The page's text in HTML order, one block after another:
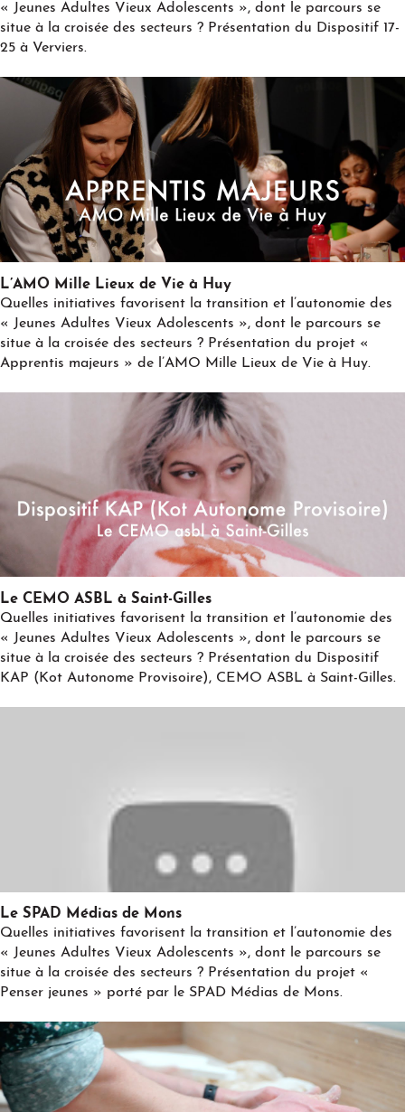
« Jeunes Adultes Vieux Adolescents », dont le parcours se
situe à la croisée des secteurs ? Présentation du Dispositif 17-
25 à Verviers.
L’AMO Mille Lieux de Vie à Huy
Quelles initiatives favorisent la transition et l’autonomie des
« Jeunes Adultes Vieux Adolescents », dont le parcours se
situe à la croisée des secteurs ? Présentation du projet «
Apprentis majeurs » de l’AMO Mille Lieux de Vie à Huy.
Le CEMO ASBL à Saint-Gilles
Quelles initiatives favorisent la transition et l’autonomie des
« Jeunes Adultes Vieux Adolescents », dont le parcours se
situe à la croisée des secteurs ? Présentation du Dispositif
KAP (Kot Autonome Provisoire), CEMO ASBL à Saint-Gilles.
Le SPAD Médias de Mons
Quelles initiatives favorisent la transition et l’autonomie des
« Jeunes Adultes Vieux Adolescents », dont le parcours se
situe à la croisée des secteurs ? Présentation du projet «
Penser jeunes » porté par le SPAD Médias de Mons.